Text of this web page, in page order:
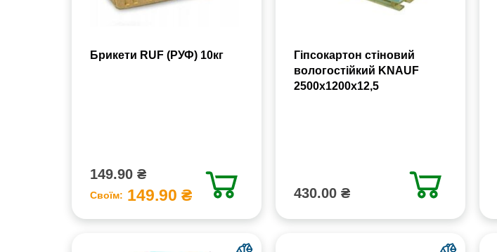
Брикети RUF (РУФ) 10кг
149.90 ₴
Своїм: 149.90 ₴
Гіпсокартон стіновий
вологостійкий KNAUF
2500х1200х12,5
430.00 ₴